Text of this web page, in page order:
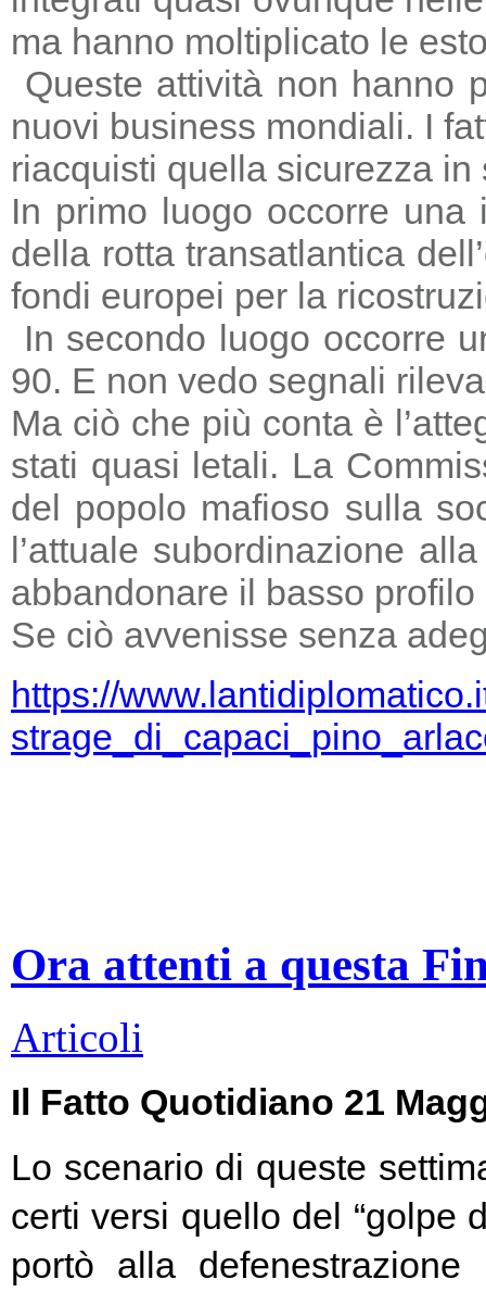
ma hanno moltiplicato le
Queste attività non hanno
nuovi business mondiali. I
riacquisti quella sicurezza
In primo luogo occorre
della rotta transatlantica
fondi europei per la
In secondo luogo occorre
90. E non vedo segnali
Ma ciò che più conta è
stati quasi letali. La
del popolo mafioso sulla
l’attuale subordinazione
abbandonare il basso
Se ciò avvenisse senza
https://
Ora attenti a questa
Articoli
Il Fatto Quotidiano 21
Lo scenario di queste
certi versi quello del “golpe
portò alla